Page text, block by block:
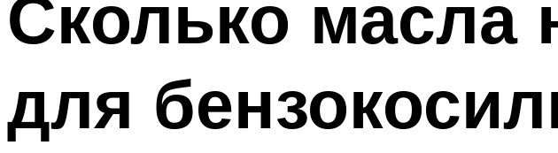
Сколько масла
для